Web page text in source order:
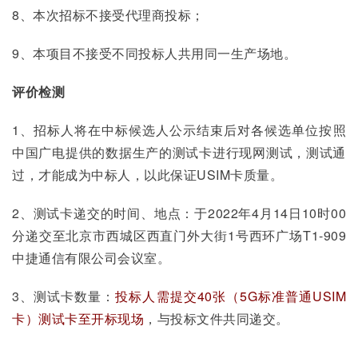
8、本次招标不接受代理商投标；
9、本项目不接受不同投标人共用同一生产场地。
评价检测
1、招标人将在中标候选人公示结束后对各候选单位按照
中国广电提供的数据生产的测试卡进行现网测试，测试通
过，才能成为中标人，以此保证USIM卡质量。
2、测试卡递交的时间、地点：于2022年4月14日10时00
分递交至北京市西城区西直门外大街1号西环广场T1-909
中捷通信有限公司会议室。
3、测试卡数量：投标人需提交40张（5G标准普通USIM
卡）测试卡至开标现场 ，与投标文件共同递交。